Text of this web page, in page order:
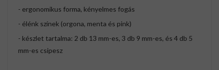
- ergonomikus forma, kényelmes fogás
- élénk színek (orgona, menta és pink)
- készlet tartalma: 2 db 13 mm-es, 3 db 9 mm-es, és 4 db 5
mm-es csipesz